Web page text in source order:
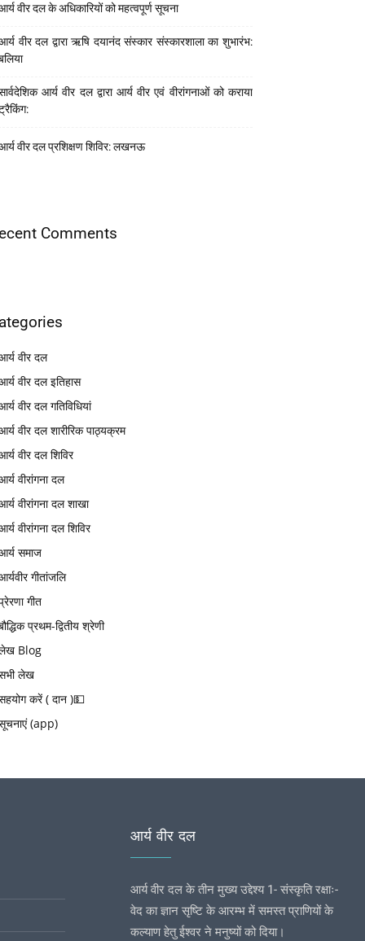
वीर दल के अधिकारियों को महत्वपूर्ण सूचना
वीर दल द्वारा ऋषि दयानंद संस्कार संस्कारशाला का शुभारंभ:
आर्य वीर दल द्वारा आर्य वीर एवं वीरांगनाओं को कराया
वीर दल प्रशिक्षण शिविर: लखनऊ
Comments
वीर दल
वीर दल इतिहास
वीर दल गतिविधियां
वीर दल शारीरिक पाठ्यक्रम
वीर दल शिविर
वीरांगना दल
वीरांगना दल शाखा
वीरांगना दल शिविर
समाज
गीतांजलि
गीत
प्रथम-द्वितीय श्रेणी
Blog
लेख
करें ( दान )💵
(app)
आर्य वीर दल
आर्य वीर दल के तीन मुख्य उद्देश्य 1- संस्कृति रक्षाः-
वेद का ज्ञान सृष्टि के आरम्भ में समस्त प्राणियों के
कल्याण हेतु ईश्वर ने मनुष्यों को दिया।